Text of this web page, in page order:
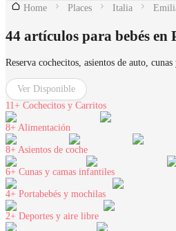
Home Places Italia
44 artículos para bebés en
Reserva cochecitos, asientos de auto,
Ver Disponible
11+ Cochecitos y Carritos
8+ Alimentación
8+ Asientos de coche
6+ Cunas y camas infantiles
4+ Portabebés y mochilas
2+ Deportes y aire libre